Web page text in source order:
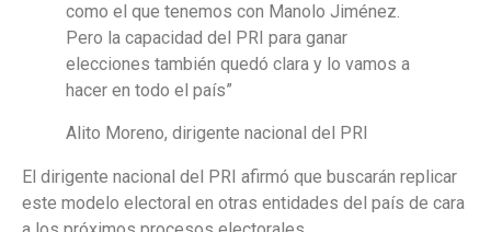
como el que tenemos con Manolo Jiménez.
Pero la capacidad del PRI para ganar
elecciones también quedó clara y lo vamos a
hacer en todo el país”
Alito Moreno, dirigente nacional del PRI
El dirigente nacional del PRI afirmó que buscarán replicar
este modelo electoral en otras entidades del país de cara